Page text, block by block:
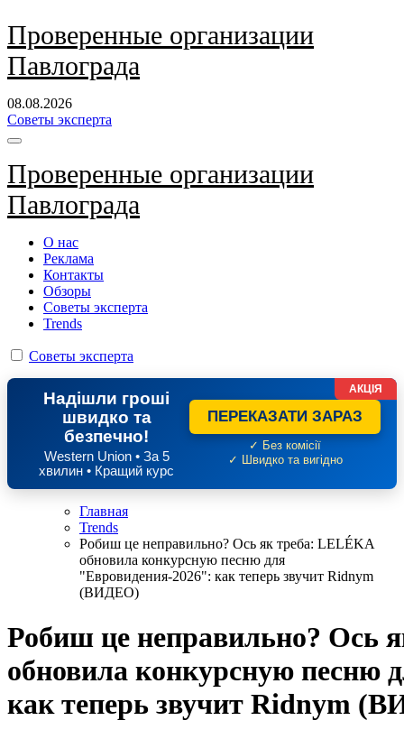
Перейти
к
содержанию
Проверенные организации
Павлограда
08.08.2026
Советы эксперта
Проверенные организации
Павлограда
О нас
Реклама
Контакты
Обзоры
Советы эксперта
Trends
Советы эксперта
Надішли гроші
швидко та
безпечно!
Western Union • За 5
хвилин • Кращий курс
ПЕРЕКАЗАТИ ЗАРАЗ
✓ Без комісії
✓ Швидко та вигідно
АКЦІЯ
Главная
Trends
Робиш це неправильно? Ось як треба: LELÉKA
обновила конкурсную песню для
"Евровидения-2026": как теперь звучит Ridnym
(ВИДЕО)
Робиш це неправильно? Ось
обновила конкурсную песню
как теперь звучит Ridnym